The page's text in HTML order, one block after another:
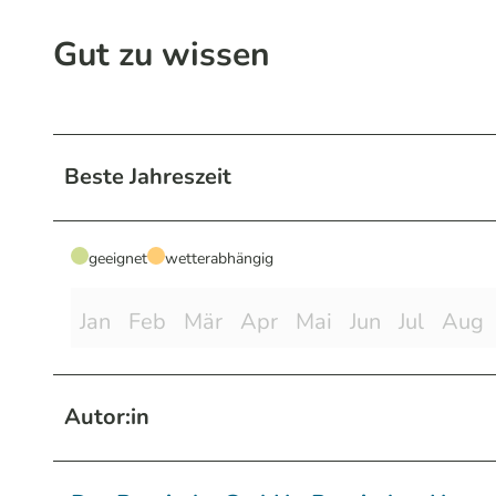
Gut zu wissen
Beste Jahreszeit
geeignet wetterabhängig
Jan Feb Mär Apr Mai Jun Jul Aug
Autor:in